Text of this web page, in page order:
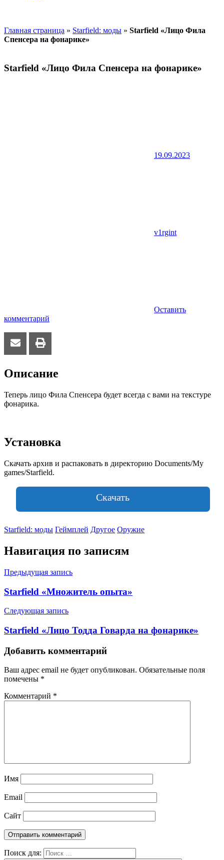
Главная страница » Starfield: моды » Starfield «Лицо Фила
Спенсера на фонарике»
Starfield «Лицо Фила Спенсера на фонарике»
19.09.2023
v1rgint
Оставить
комментарий
Описание
Теперь лицо Фила Спенсера будет всегда с вами на текстуре
фонарика.
Установка
Скачать архив и распаковать в директорию Documents/My
games/Starfield.
Скачать
Starfield: моды Геймплей Другое Оружие
Навигация по записям
Предыдущая запись
Starfield «Множитель опыта»
Следующая запись
Starfield «Лицо Тодда Говарда на фонарике»
Добавить комментарий
Ваш адрес email не будет опубликован. Обязательные поля
помечены *
Комментарий *
Имя
Email
Сайт
Поиск для: